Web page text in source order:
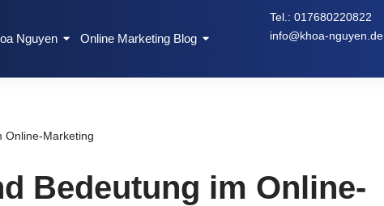
Nguyen Online Marketing Blog
Tel.:017680220822
info@khoa-nguyen.de
Online-Marketing
Bedeutung im Online-